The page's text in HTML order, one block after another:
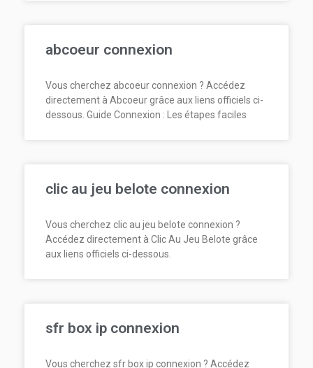
abcoeur connexion
Vous cherchez abcoeur connexion ? Accédez
directement à Abcoeur grâce aux liens officiels ci-
dessous. Guide Connexion : Les étapes faciles
clic au jeu belote connexion
Vous cherchez clic au jeu belote connexion ?
Accédez directement à Clic Au Jeu Belote grâce
aux liens officiels ci-dessous.
sfr box ip connexion
Vous cherchez sfr box ip connexion ? Accédez